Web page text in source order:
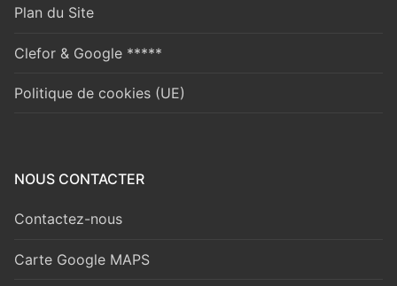
Plan du Site
Clefor & Google *****
Politique de cookies (UE)
NOUS CONTACTER
Contactez-nous
Carte Google MAPS